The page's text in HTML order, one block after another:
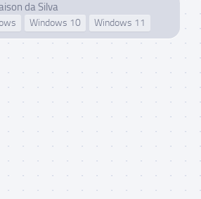
da Silva
Windows 10 Windows 11